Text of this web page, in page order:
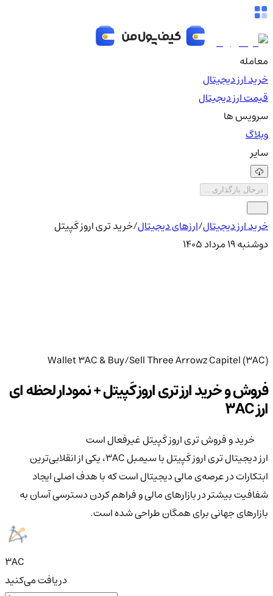
معامله
خرید ارز دیجیتال
قیمت ارز دیجیتال
سرویس ها
وبلاگ
سایر
درحال بارگذاری...
خرید ارز دیجیتال/ارزهای دیجیتال/خرید تری اروز کَپیتل
دوشنبه ۱۹ مرداد ۱۴۰۵
Wallet 3AC & Buy/Sell Three Arrowz Capitel (3AC)
فروش و خرید ارز تری اروز کَپیتل + نمودار لحظه ای
ارز 3AC
خرید و فروش تری اروز کَپیتل غیرفعال است
ارز دیجیتال تری اروز کَپیتل با سیمبل 3AC، یکی از انقلابی‌ترین
ابتکارات در عرصه‌ی مالی دیجیتال است که با هدف اصلی ایجاد
شفافیت بیشتر در بازارهای مالی و فراهم کردن دسترسی آسان به
بازارهای جهانی برای همگان طراحی شده است.
3AC
دریافت می‌کنید